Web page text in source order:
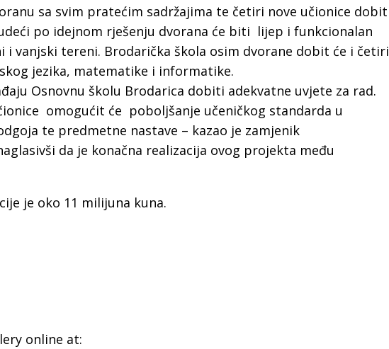
sa svim pratećim sadržajima te četiri nove učionice dobit
po idejnom rješenju dvorana će biti lijep i funkcionalan
i vanjski tereni. Brodarička škola osim dvorane dobit će i četiri
jezika, matematike i informatike.
Osnovnu školu Brodarica dobiti adekvatne uvjete za rad.
omogućit će poboljšanje učeničkog standarda u
te predmetne nastave – kazao je zamjenik
da je konačna realizacija ovog projekta među
je oko 11 milijuna kuna.
online at:
Krke iz prve ruke -
hostel Titius u
NP Krka u
Šibenik spreman za dolazak
električnih autobusa: izgrađeno